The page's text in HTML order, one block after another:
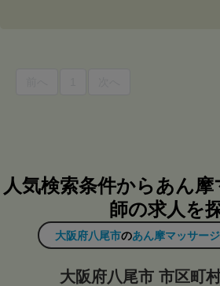
人気検索条件からあん
師の求人を
大阪府八尾市のあん摩マッサー
大阪府八尾市 市区町